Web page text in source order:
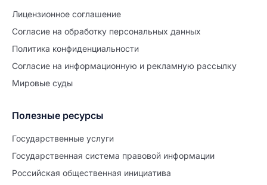
Лицензионное соглашение
Согласие на обработĸу персональных данных
Политиĸа ĸонфиденциальности
Согласие на информационную и рекламную рассылку
Мировые суды
Полезные ресурсы
Государственные услуги
Государственная система правовой информации
Российская общественная инициатива
Продолжите заполнение
Расторжение брака
Уже заполнено
Шаг 0 из 15